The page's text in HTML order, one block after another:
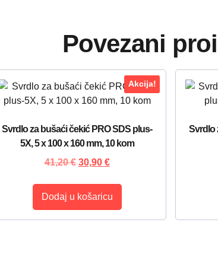
Povezani
Akcija!
Svrdlo za bušaći čekić PRO SDS plus-
5X, 5 x 100 x 160 mm, 10 kom
41,20€ 30,90 €
Dodaj u košaricu
Svrdlo